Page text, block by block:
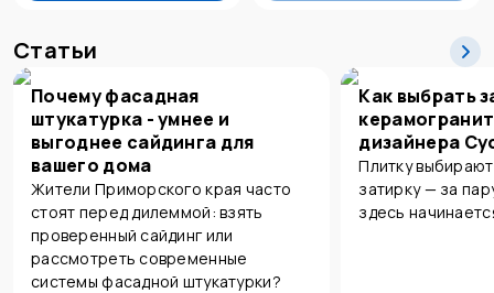
Статьи
Почему фасадная
штукатурка - умнее и
выгоднее сайдинга для
вашего дома
Жители Приморского края часто
стоят перед дилеммой: взять
проверенный сайдинг или
рассмотреть современные
системы фасадной штукатурки?
Как выбрать
дизайнера
Плитку
затирку — за
здесь